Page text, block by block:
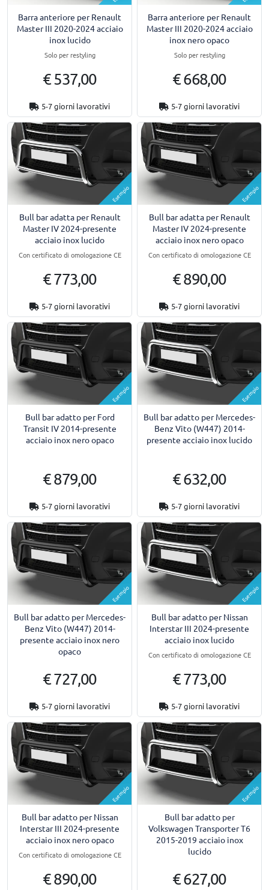
Barra anteriore per Renault
Master III 2020-2024 acciaio
inox lucido
Solo per restyling
€ 537,00
5-7 giorni lavorativi
Barra anteriore per Renault
Master III 2020-2024 acciaio
inox nero opaco
Solo per restyling
€ 668,00
5-7 giorni lavorativi
Esempio
Bull bar adatta per Renault
Master IV 2024-presente
acciaio inox lucido
Con certificato di omologazione CE
€ 773,00
5-7 giorni lavorativi
Esempio
Bull bar adatta per Renault
Master IV 2024-presente
acciaio inox nero opaco
Con certificato di omologazione CE
€ 890,00
5-7 giorni lavorativi
Esempio
Bull bar adatto per Ford
Transit IV 2014-presente
acciaio inox nero opaco
€ 879,00
5-7 giorni lavorativi
Esempio
Bull bar adatto per Mercedes-
Benz Vito (W447) 2014-
presente acciaio inox lucido
€ 632,00
5-7 giorni lavorativi
Esempio
Bull bar adatto per Mercedes-
Benz Vito (W447) 2014-
presente acciaio inox nero
opaco
€ 727,00
5-7 giorni lavorativi
Esempio
Bull bar adatto per Nissan
Interstar III 2024-presente
acciaio inox lucido
Con certificato di omologazione CE
€ 773,00
5-7 giorni lavorativi
Esempio
Bull bar adatto per Nissan
Interstar III 2024-presente
acciaio inox nero opaco
Con certificato di omologazione CE
€ 890,00
Esempio
Bull bar adatto per
Volkswagen Transporter T6
2015-2019 acciaio inox
lucido
€ 627,00